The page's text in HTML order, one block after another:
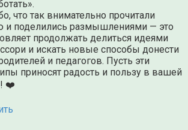
что так внимательно прочитали
и поделились размышлениями — это
продолжать делиться идеями
и искать новые способы донести
и педагогов. Пусть эти
приносят радость и пользу в вашей
❤️